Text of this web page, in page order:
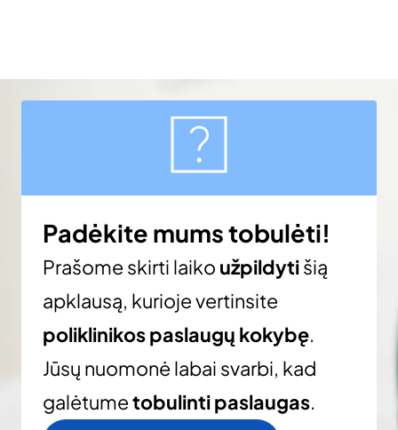
Padėkite mums tobulėti!
Prašome skirti laiko užpildytišią
apklausą, kurioje vertinsite
poliklinikos paslaugų kokybę.
Jūsų nuomonė labai svarbi, kad
galėtumetobulinti paslaugas.